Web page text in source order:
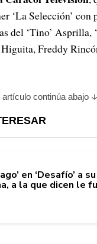
‘La Selección’ con
del ‘Tino’ Asprilla,
Freddy
artículo continúa abajo
en ‘Desafío’ a su
a la que dicen le